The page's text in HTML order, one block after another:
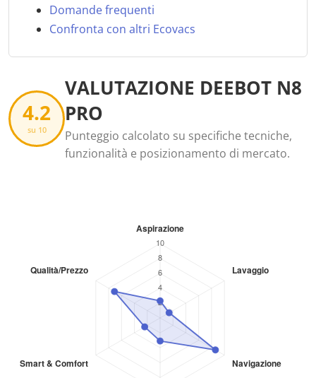
Domande frequenti
Confronta con altri Ecovacs
4.2
su 10
VALUTAZIONE DEEBOT N8
PRO
Punteggio calcolato su specifiche tecniche,
funzionalità e posizionamento di mercato.